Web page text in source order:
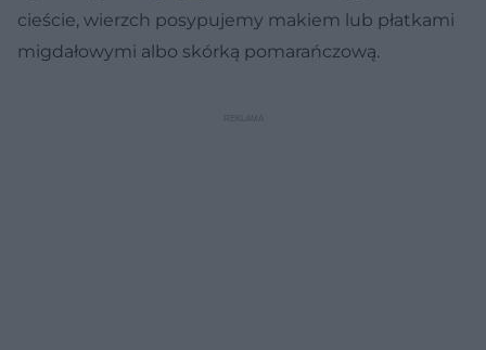
cieście, wierzch posypujemy makiem lub płatkami
migdałowymi albo skórką pomarańczową.